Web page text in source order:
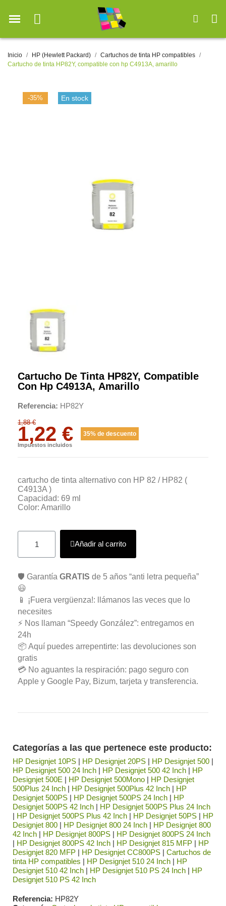
Inicio HP (Hewlett Packard)
Cartuchos de tinta HP compatibles
Cartucho de tinta HP82Y, compatible con hp C4913A, amarillo
-35% En stock
Cartucho De Tinta HP82Y, Compatible
Con Hp C4913A, Amarillo
Referencia HP82Y
1,88 €
1,22 € 35% de descuento
Impuestos incluidos
cartucho de tinta alternativo con HP 82 / HP82 (
C4913A )
Capacidad: 69 ml
Color: Amarillo
Añadir al carrito
🛡️ Garantía GRATIS de 5 años “anti letra pequeña”
😃
📱 ¡Fuera vergüenza!: llámanos las veces que lo
necesites
⚡ Nos llaman “Speedy González”: entregamos en
24h
📦 Aquí puedes arrepentirte: las devoluciones son
gratis
💳 No aguantes la respiración: pago seguro con
Apple y Google Pay, Bizum, tarjeta y transferencia.
Categorías a las que pertenece este producto:
HP Designjet 10PS | HP Designjet 20PS | HP Designjet 500 |
HP Designjet 500 24 Inch | HP Designjet 500 42 Inch | HP
Designjet 500E | HP Designjet 500Mono | HP Designjet
500Plus 24 Inch | HP Designjet 500Plus 42 Inch | HP
Designjet 500PS | HP Designjet 500PS 24 Inch | HP
Designjet 500PS 42 Inch | HP Designjet 500PS Plus 24 Inch
| HP Designjet 500PS Plus 42 Inch | HP Designjet 50PS | HP
Designjet 800 | HP Designjet 800 24 Inch | HP Designjet 800
42 Inch | HP Designjet 800PS | HP Designjet 800PS 24 Inch
| HP Designjet 800PS 42 Inch | HP Designjet 815 MFP | HP
Designjet 820 MFP | HP Designjet CC800PS | Cartuchos de
tinta HP compatibles | HP Designjet 510 24 Inch | HP
Designjet 510 42 Inch | HP Designjet 510 PS 24 Inch | HP
Designjet 510 PS 42 Inch
Referencia HP82Y